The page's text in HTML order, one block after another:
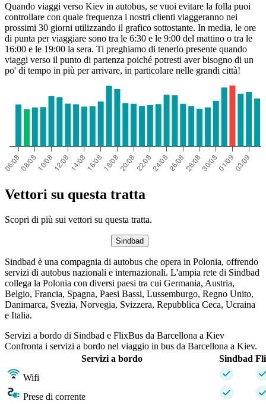
Barcelona
Quando viaggi verso Kiev in autobus, se vuoi evitare la folla puoi
controllare con quale frequenza i nostri clienti viaggeranno nei
prossimi 30 giorni utilizzando il grafico sottostante. In media, le ore
di punta per viaggiare sono tra le 6:30 e le 9:00 del mattino o tra le
16:00 e le 19:00 la sera. Ti preghiamo di tenerlo presente quando
viaggi verso il punto di partenza poiché potresti aver bisogno di un
po' di tempo in più per arrivare, in particolare nelle grandi città!
Vettori su questa tratta
Scopri di più sui vettori su questa tratta.
Sindbad
Sindbad è una compagnia di autobus che opera in Polonia, offrendo
servizi di autobus nazionali e internazionali. L'ampia rete di Sindbad
collega la Polonia con diversi paesi tra cui Germania, Austria,
Belgio, Francia, Spagna, Paesi Bassi, Lussemburgo, Regno Unito,
Danimarca, Svezia, Norvegia, Svizzera, Repubblica Ceca, Ucraina
e Italia.
Servizi a bordo di Sindbad e FlixBus da Barcellona a Kiev
Confronta i servizi a bordo nel viaggio in bus da Barcellona a Kiev.
Servizi a bordo
Sindbad
Wifi
Prese di corrente